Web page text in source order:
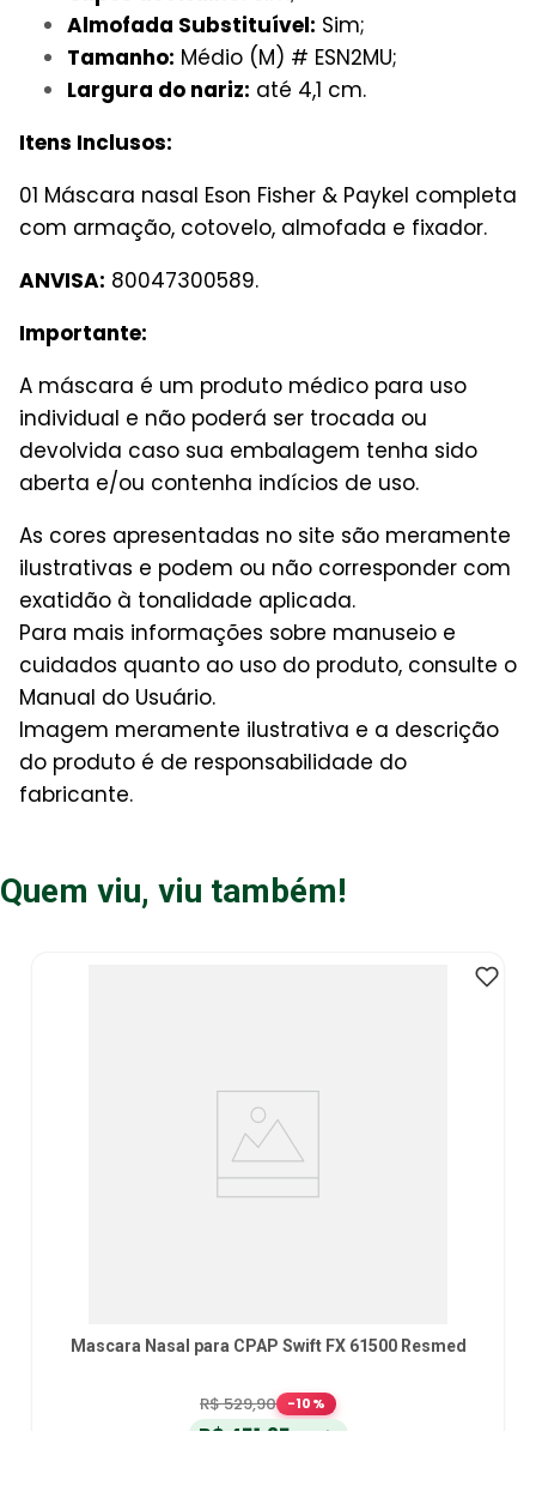
Almofada Substituível: Sim;
Tamanho: Médio (M) # ESN2MU;
Largura do nariz: até 4,1 cm.
Itens Inclusos:
01 Máscara nasal Eson Fisher & Paykel completa
com armação, cotovelo, almofada e fixador.
ANVISA: 80047300589.
Importante:
A máscara é um produto médico para uso
individual e não poderá ser trocada ou
devolvida caso sua embalagem tenha sido
aberta e/ou contenha indícios de uso.
As cores apresentadas no site são meramente
ilustrativas e podem ou não corresponder com
exatidão à tonalidade aplicada.
Para mais informações sobre manuseio e
cuidados quanto ao uso do produto, consulte o
Manual do Usuário.
Imagem meramente ilustrativa e a descrição
do produto é de responsabilidade do
fabricante.
Quem viu, viu também!
Mascara Nasal para CPAP Swift FX 61500 Resmed
R$529,90 -10%
R$451,25no Pix